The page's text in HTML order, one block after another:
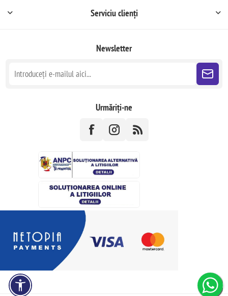
Serviciu clienți
Newsletter
Urmăriți-ne